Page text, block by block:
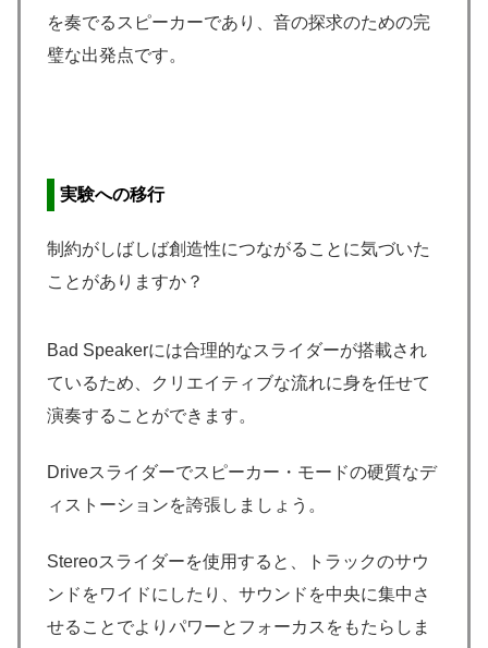
を奏でるスピーカーであり、音の探求のための完
璧な出発点です。
実験への移行
制約がしばしば創造性につながることに気づいた
ことがありますか？
Bad Speakerには合理的なスライダーが搭載され
ているため、クリエイティブな流れに身を任せて
演奏することができます。
Driveスライダーでスピーカー・モードの硬質なデ
ィストーションを誇張しましょう。
Stereoスライダーを使用すると、トラックのサウ
ンドをワイドにしたり、サウンドを中央に集中さ
せることでよりパワーとフォーカスをもたらしま